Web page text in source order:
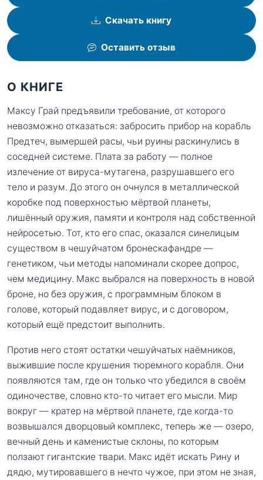
Скачать книгу
Оставить отзыв
О КНИГЕ
Максу Грай предъявили требование, от которого
невозможно отказаться: забросить прибор на корабль
Предтеч, вымершей расы, чьи руины раскинулись в
соседней системе. Плата за работу — полное
излечение от вируса-мутагена, разрушавшего его
тело и разум. До этого он очнулся в металлической
коробке под поверхностью мёртвой планеты,
лишённый оружия, памяти и контроля над собственной
нейросетью. Тот, кто его спас, оказался синелицым
существом в чешуйчатом бронескафандре —
генетиком, чьи методы напоминали скорее допрос,
чем медицину. Макс выбрался на поверхность в новой
броне, но без оружия, с программным блоком в
голове, который подавляет вирус, и с договором,
который ещё предстоит выполнить.
Против него стоят остатки чешуйчатых наёмников,
выжившие после крушения тюремного корабля. Они
появляются там, где он только что убедился в своём
одиночестве, словно кто-то читает его мысли. Мир
вокруг — кратер на мёртвой планете, где когда-то
возвышался дворцовый комплекс, теперь же — озеро,
вечный день и каменистые склоны, по которым
ползают гигантские твари. Макс идёт искать Рину и
дядю, мутировавшего в нечто чужое, при этом не зная,